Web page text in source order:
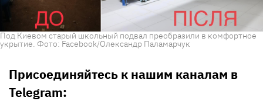
Под Киевом старый школьный подвал преобразили в комфортное
укрытие. Фото: Facebook/Олександр Паламарчук
Присоединяйтесь к нашим каналам в
Telegram: